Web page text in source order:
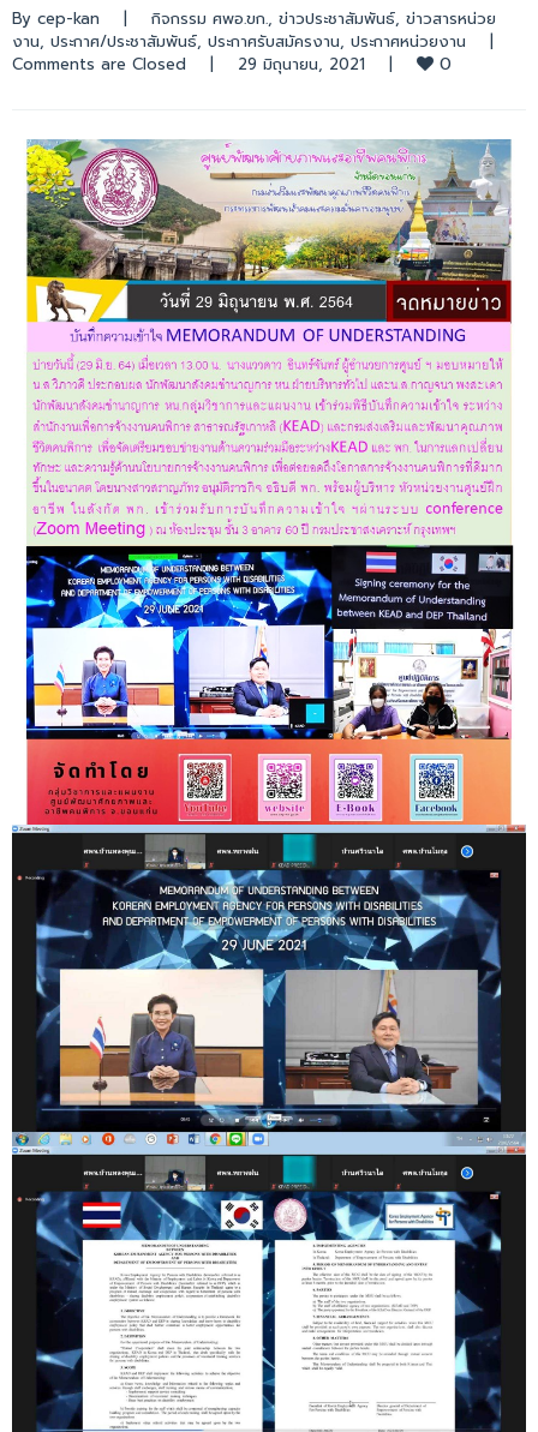
By cep-kan กิจกรรม ศพอ.ขก., ข่าวประชาสัมพันธ์, ข่าวสารหน่วย
งาน, ประกาศ/ประชาสัมพันธ์, ประกาศรับสมัครงาน, ประกาศหน่วยงาน
Comments are Closed
29 มิถุนายน, 2021 0